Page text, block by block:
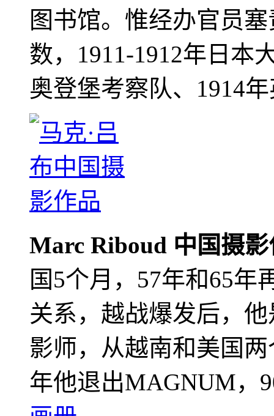
图书馆。惟经办官员
数，1911-1912年日本
奥登堡考察队、1914
Marc Riboud 中国摄
国5个月，57年和65年
关系，越战爆发后，
影师，从越南和美国
年他退出MAGNUM，